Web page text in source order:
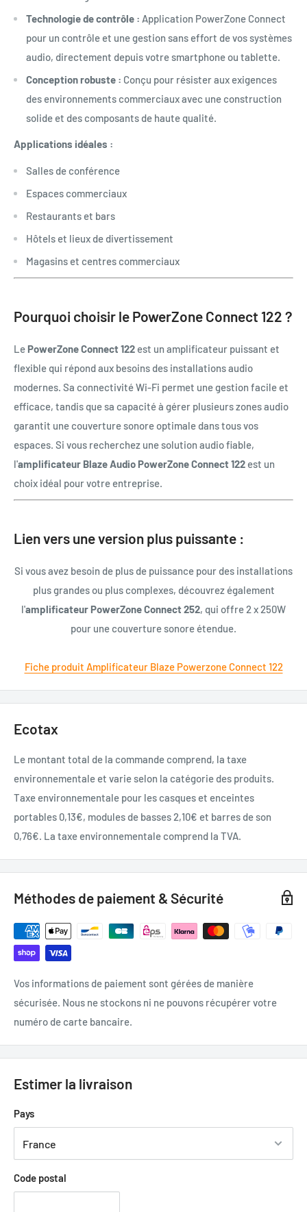
Technologie de contrôle : Application PowerZone Connect
pour un contrôle et une gestion sans effort de vos systèmes
audio, directement depuis votre smartphone ou tablette.
Conception robuste : Conçu pour résister aux exigences
des environnements commerciaux avec une construction
solide et des composants de haute qualité.
Applications idéales :
Salles de conférence
Espaces commerciaux
Restaurants et bars
Hôtels et lieux de divertissement
Magasins et centres commerciaux
Pourquoi choisir le PowerZone Connect 122 ?
LePowerZone Connect 122 est un amplificateur puissant et
flexible qui répond aux besoins des installations audio
modernes. Sa connectivité Wi-Fi permet une gestion facile et
efficace, tandis que sa capacité à gérer plusieurs zones audio
garantit une couverture sonore optimale dans tous vos
espaces. Si vous recherchez une solution audio fiable,
l'amplificateur Blaze Audio PowerZone Connect 122 est un
choix idéal pour votre entreprise.
Lien vers une version plus puissante :
Si vous avez besoin de plus de puissance pour des installations
plus grandes ou plus complexes, découvrez également
l'amplificateur PowerZone Connect 252, qui offre 2 x 250W
pour une couverture sonore étendue.
Fiche produit Amplificateur Blaze Powerzone Connect 122
Ecotax
Le montant total de la commande comprend, la taxe
environnementale et varie selon la catégorie des produits.
Taxe environnementale pour les casques et enceintes
portables 0,13€, modules de basses 2,10€ et barres de son
0,76€. La taxe environnementale comprend la TVA.
Méthodes de paiement & Sécurité
Vos informations de paiement sont gérées de manière
sécurisée. Nous ne stockons ni ne pouvons récupérer votre
numéro de carte bancaire.
Estimer la livraison
Pays
Code postal